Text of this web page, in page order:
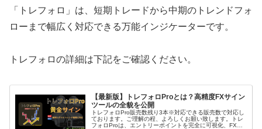
「トレフォロ」は、短期トレードから中期のトレンドフォ
ローまで幅広く対応できる万能インジケーターです。
トレフォロの詳細は下記をご確認ください。
【最新版】トレフォロProとは？高精度FXサイン
ツールの全貌を公開
トレフォロPro販売数残り3本※対応できる販売数で対応し
ております。ご理解の程、よろしくお願い致します。トレ
フォロProは、エントリーポイントを完全に可視化、FX初